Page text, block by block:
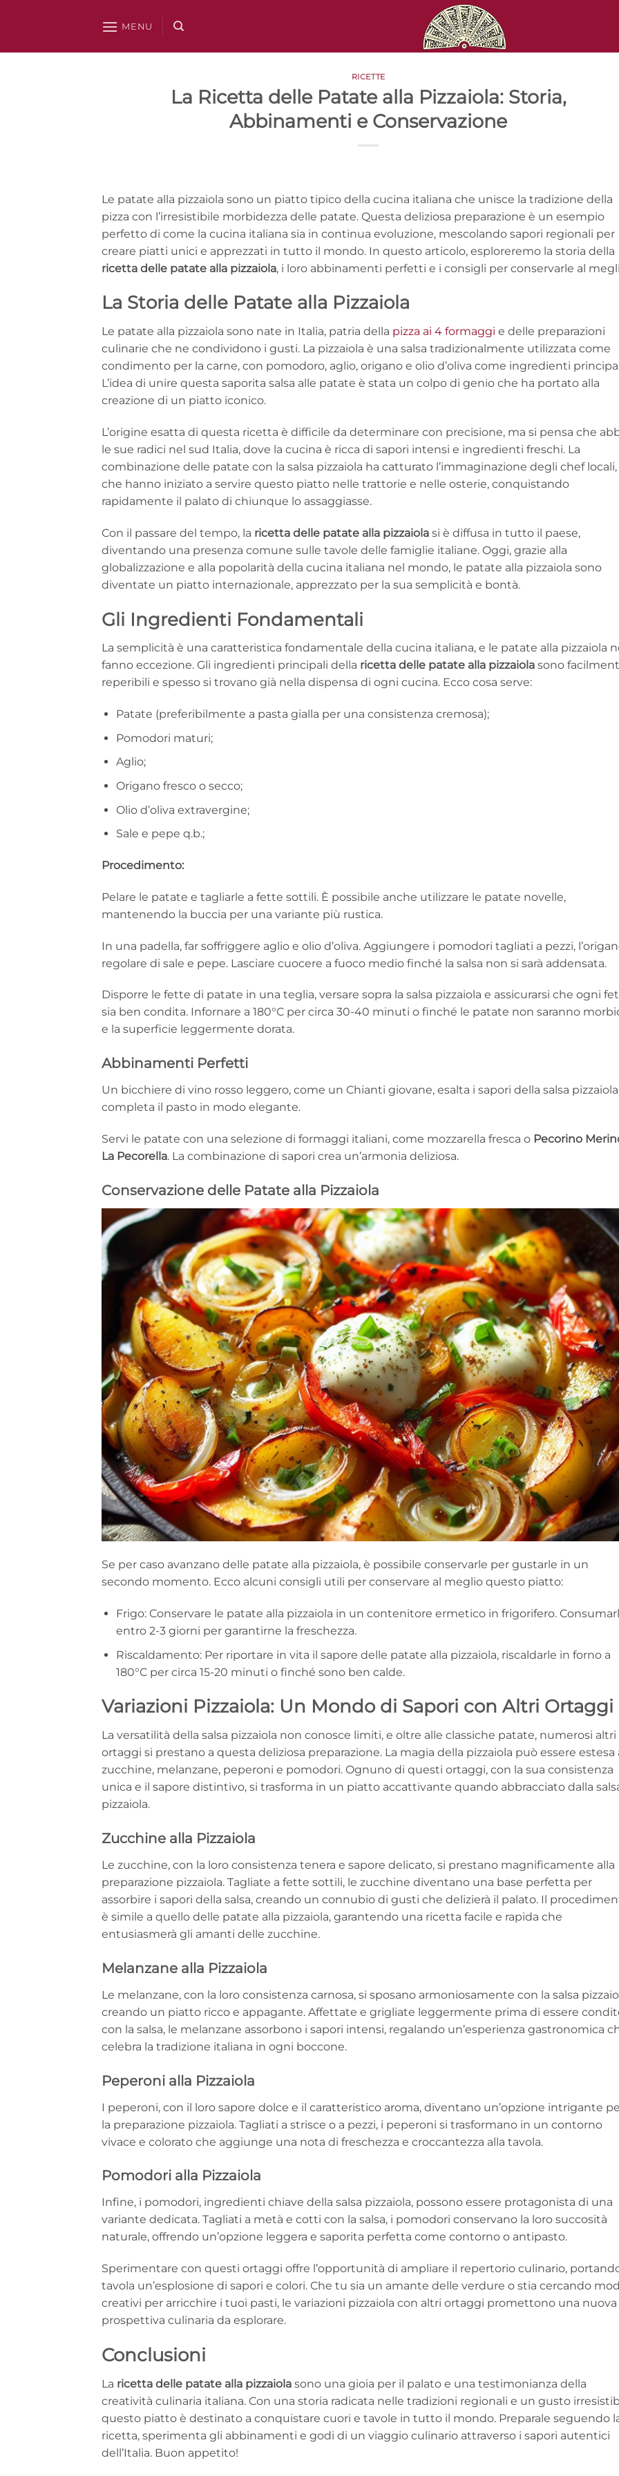
MENU
RICETTE
La Ricetta delle Patate alla Pizzaiola: Storia,
Abbinamenti e Conservazione
Le patate alla pizzaiola sono un piatto tipico della cucina italiana che unisce la tradizione della
pizza con l’irresistibile morbidezza delle patate. Questa deliziosa preparazione è un esempio
perfetto di come la cucina italiana sia in continua evoluzione, mescolando sapori regionali per
creare piatti unici e apprezzati in tutto il mondo. In questo articolo, esploreremo la storia della
ricetta delle patate alla pizzaiola, i loro abbinamenti perfetti e i consigli per conservarle al
La Storia delle Patate alla Pizzaiola
Le patate alla pizzaiola sono nate in Italia, patria della pizza ai 4 formaggi e delle preparazioni
culinarie che ne condividono i gusti. La pizzaiola è una salsa tradizionalmente utilizzata come
condimento per la carne, con pomodoro, aglio, origano e olio d’oliva come ingredienti
L’idea di unire questa saporita salsa alle patate è stata un colpo di genio che ha portato alla
creazione di un piatto iconico.
L’origine esatta di questa ricetta è difficile da determinare con precisione, ma si pensa che
le sue radici nel sud Italia, dove la cucina è ricca di sapori intensi e ingredienti freschi. La
combinazione delle patate con la salsa pizzaiola ha catturato l’immaginazione degli chef locali,
che hanno iniziato a servire questo piatto nelle trattorie e nelle osterie, conquistando
rapidamente il palato di chiunque lo assaggiasse.
Con il passare del tempo, la ricetta delle patate alla pizzaiola si è diffusa in tutto il paese,
diventando una presenza comune sulle tavole delle famiglie italiane. Oggi, grazie alla
globalizzazione e alla popolarità della cucina italiana nel mondo, le patate alla pizzaiola sono
diventate un piatto internazionale, apprezzato per la sua semplicità e bontà.
Gli Ingredienti Fondamentali
La semplicità è una caratteristica fondamentale della cucina italiana, e le patate alla pizzaiola
fanno eccezione. Gli ingredienti principali della ricetta delle patate alla pizzaiola sono
reperibili e spesso si trovano già nella dispensa di ogni cucina. Ecco cosa serve:
Patate (preferibilmente a pasta gialla per una consistenza cremosa);
Pomodori maturi;
Aglio;
Origano fresco o secco;
Olio d’oliva extravergine;
Sale e pepe q.b.;
Procedimento:
Pelare le patate e tagliarle a fette sottili. È possibile anche utilizzare le patate novelle,
mantenendo la buccia per una variante più rustica.
In una padella, far soffriggere aglio e olio d’oliva. Aggiungere i pomodori tagliati a pezzi,
regolare di sale e pepe. Lasciare cuocere a fuoco medio finché la salsa non si sarà addensata.
Disporre le fette di patate in una teglia, versare sopra la salsa pizzaiola e assicurarsi che ogni
sia ben condita. Infornare a 180°C per circa 30-40 minuti o finché le patate non saranno
e la superficie leggermente dorata.
Abbinamenti Perfetti
Un bicchiere di vino rosso leggero, come un Chianti giovane, esalta i sapori della salsa
completa il pasto in modo elegante.
Servi le patate con una selezione di formaggi italiani, come mozzarella fresca o Pecorino
La Pecorella. La combinazione di sapori crea un’armonia deliziosa.
Conservazione delle Patate alla Pizzaiola
Se per caso avanzano delle patate alla pizzaiola, è possibile conservarle per gustarle in un
secondo momento. Ecco alcuni consigli utili per conservare al meglio questo piatto:
Frigo: Conservare le patate alla pizzaiola in un contenitore ermetico in frigorifero.
entro 2-3 giorni per garantirne la freschezza.
Riscaldamento: Per riportare in vita il sapore delle patate alla pizzaiola, riscaldarle in forno a
180°C per circa 15-20 minuti o finché sono ben calde.
Variazioni Pizzaiola: Un Mondo di Sapori con Altri Ortaggi
La versatilità della salsa pizzaiola non conosce limiti, e oltre alle classiche patate, numerosi altri
ortaggi si prestano a questa deliziosa preparazione. La magia della pizzaiola può essere estesa
zucchine, melanzane, peperoni e pomodori. Ognuno di questi ortaggi, con la sua consistenza
unica e il sapore distintivo, si trasforma in un piatto accattivante quando abbracciato dalla
pizzaiola.
Zucchine alla Pizzaiola
Le zucchine, con la loro consistenza tenera e sapore delicato, si prestano magnificamente alla
preparazione pizzaiola. Tagliate a fette sottili, le zucchine diventano una base perfetta per
assorbire i sapori della salsa, creando un connubio di gusti che delizierà il palato. Il
è simile a quello delle patate alla pizzaiola, garantendo una ricetta facile e rapida che
entusiasmerà gli amanti delle zucchine.
Melanzane alla Pizzaiola
Le melanzane, con la loro consistenza carnosa, si sposano armoniosamente con la salsa
creando un piatto ricco e appagante. Affettate e grigliate leggermente prima di essere
con la salsa, le melanzane assorbono i sapori intensi, regalando un’esperienza gastronomica
celebra la tradizione italiana in ogni boccone.
Peperoni alla Pizzaiola
I peperoni, con il loro sapore dolce e il caratteristico aroma, diventano un’opzione intrigante
la preparazione pizzaiola. Tagliati a strisce o a pezzi, i peperoni si trasformano in un contorno
vivace e colorato che aggiunge una nota di freschezza e croccantezza alla tavola.
Pomodori alla Pizzaiola
Infine, i pomodori, ingredienti chiave della salsa pizzaiola, possono essere protagonista di una
variante dedicata. Tagliati a metà e cotti con la salsa, i pomodori conservano la loro succosità
naturale, offrendo un’opzione leggera e saporita perfetta come contorno o antipasto.
Sperimentare con questi ortaggi offre l’opportunità di ampliare il repertorio culinario,
tavola un’esplosione di sapori e colori. Che tu sia un amante delle verdure o stia cercando
creativi per arricchire i tuoi pasti, le variazioni pizzaiola con altri ortaggi promettono una nuova
prospettiva culinaria da esplorare.
Conclusioni
La ricetta delle patate alla pizzaiola sono una gioia per il palato e una testimonianza della
creatività culinaria italiana. Con una storia radicata nelle tradizioni regionali e un gusto
questo piatto è destinato a conquistare cuori e tavole in tutto il mondo. Preparale seguendo
ricetta, sperimenta gli abbinamenti e godi di un viaggio culinario attraverso i sapori autentici
dell’Italia. Buon appetito!